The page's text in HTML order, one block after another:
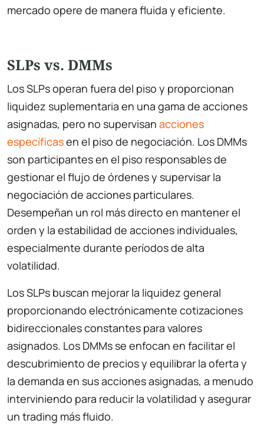
mercado opere de manera fluida y eficiente.
SLPs vs. DMMs
Los SLPs operan fuera del piso y proporcionan
liquidez suplementaria en una gama de acciones
asignadas, pero no supervisan acciones
específicasen el piso de negociación. Los DMMs
son participantes en el piso responsables de
gestionar el flujo de órdenes y supervisar la
negociación de acciones particulares.
Desempeñan un rol más directo en mantener el
orden y la estabilidad de acciones individuales,
especialmente durante períodos de alta
volatilidad.
Los SLPs buscan mejorar la liquidez general
proporcionando electrónicamente cotizaciones
bidireccionales constantes para valores
asignados. Los DMMs se enfocan en facilitar el
descubrimiento de precios y equilibrar la oferta y
la demanda en sus acciones asignadas, a menudo
interviniendo para reducir la volatilidad y asegurar
un trading más fluido.